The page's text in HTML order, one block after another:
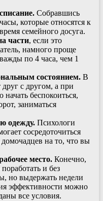
Собравшись
которые относятся к
семейного досуга.
части, если это
намного проще
по 4 часа, чем 1
состоянием. В
с другом, а при
начать беспокоиться,
заниматься
одежду. Психологи
сосредоточиться
на то, что вы
место. Конечно,
и без
но выдержать недели
эффективности можно
все условия.